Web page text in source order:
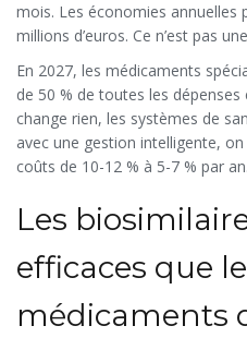
mois. Les économies annuelles
millions d’euros. Ce n’est pas
investissement en efficacité.
En 2027, les médicaments
de 50 % de toutes les
change rien, les systèmes de
avec une gestion intelligente,
coûts de 10-12 % à 5-7 % par
accessibles pour tous.
Les
efficaces que
médicaments